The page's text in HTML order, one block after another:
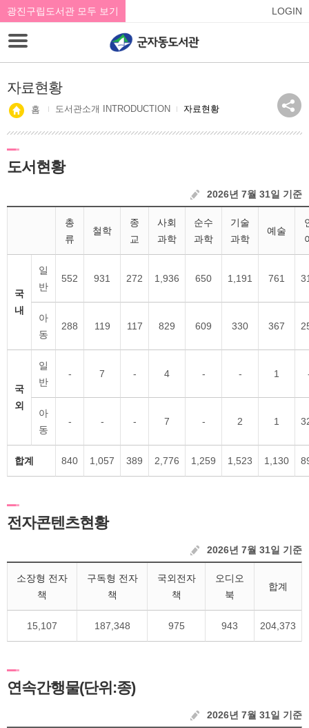
광진구립도서관 모두 보기 LOGIN
자료현황
홈 도서관소개 INTRODUCTION 자료현황
도서현황
2026년 7월 31일 기준
총
류
철학
종
교
사회
과학
순수
과학
기술
과학
예술
국
내
일
반
552 931 272 1,936 650 1,191 761
아
동
288 119 117 829 609 330 367
국
외
일
반
- 7 - 4 - - 1
아
동
- - - 7 - 2 1
합계 840 1,057 389 2,776 1,259 1,523 1,130
전자콘텐츠현황
2026년 7월 31일 기준
소장형 전자
책
구독형 전자
책
국외전자
책
오디오
북
합계
15,107 187,348 975 943 204,373
연속간행물(단위:종)
2026년 7월 31일 기준